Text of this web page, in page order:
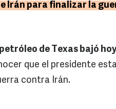
Irán para finalizar la
de Texas bajó
que el presidente
contra Irán.